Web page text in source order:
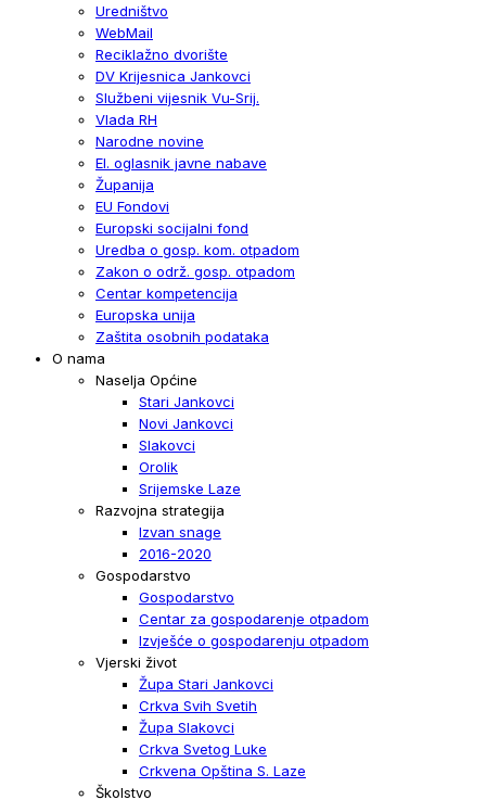
Uredništvo
WebMail
Reciklažno dvorište
DV Krijesnica Jankovci
Službeni vijesnik Vu-Srij.
Vlada RH
Narodne novine
El. oglasnik javne nabave
Županija
EU Fondovi
Europski socijalni fond
Uredba o gosp. kom. otpadom
Zakon o održ. gosp. otpadom
Centar kompetencija
Europska unija
Zaštita osobnih podataka
O nama
Naselja Općine
Stari Jankovci
Novi Jankovci
Slakovci
Orolik
Srijemske Laze
Razvojna strategija
Izvan snage
2016-2020
Gospodarstvo
Gospodarstvo
Centar za gospodarenje otpadom
Izvješće o gospodarenju otpadom
Vjerski život
Župa Stari Jankovci
Crkva Svih Svetih
Župa Slakovci
Crkva Svetog Luke
Crkvena Opština S. Laze
Školstvo